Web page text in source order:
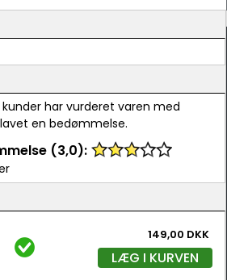
har vurderet varen med
en bedømmelse.
(3,0):
149,00 DKK
LÆG I KURVEN